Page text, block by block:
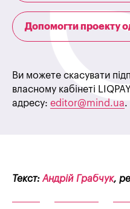
Допомогти проекту
Ви можете скасувати
власному кабінеті
адресу: editor@mind.ua.
Текст:Андрій Грабчук,